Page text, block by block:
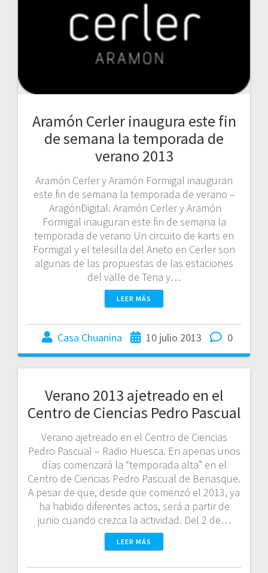
Aramón Cerler inaugura este fin
de semana la temporada de
verano 2013
Aramón Cerler y Aramón Formigal inauguran
este fin de semana la temporada de verano –
AragónDigital. Aramón Cerler y Aramón
Formigal inauguran este fin de semana la
temporada de verano Un circuito de karts en
Formigal y el telesilla del Aneto en Cerler son
algunas de las propuestas de las estaciones
del valle de Tena y…
LEER MÁS
Casa Chuanina 10 julio 2013 0
Verano 2013 ajetreado en el
Centro de Ciencias Pedro Pascual
Verano ajetreado en el Centro de Ciencias
Pedro Pascual – Radio Huesca. En apenas unos
días comenzará la “temporada alta” en el
Centro de Ciencias Pedro Pascual de Benasque.
A pesar de que, desde que comenzó el 2013, ya
ha habido diferentes actos, será a partir de
junio cuando crezca la actividad. Del 2 de…
LEER MÁS